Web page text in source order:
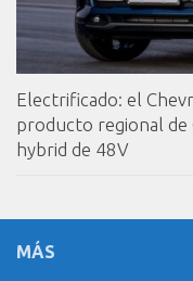
Electrificado: el
producto regional de
hybrid de 48V
MÁS